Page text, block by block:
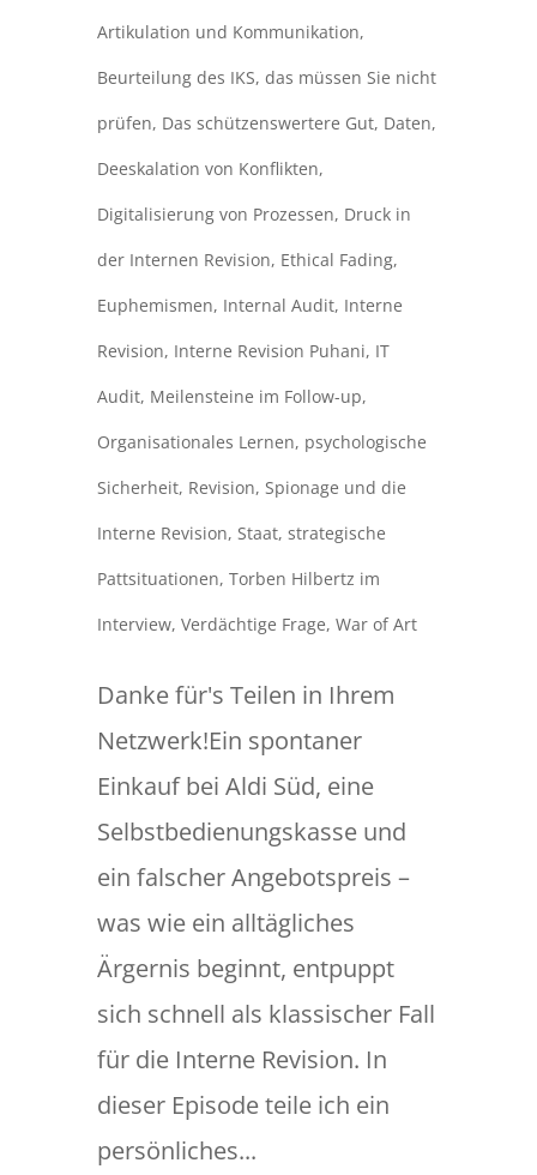
Artikulation und Kommunikation,
Beurteilung des IKS, das müssen Sie nicht
prüfen, Das schützenswertere Gut, Daten,
Deeskalation von Konflikten,
Digitalisierung von Prozessen, Druck in
der Internen Revision, Ethical Fading,
Euphemismen, Internal Audit, Interne
Revision, Interne Revision Puhani, IT
Audit, Meilensteine im Follow-up,
Organisationales Lernen, psychologische
Sicherheit, Revision, Spionage und die
Interne Revision, Staat, strategische
Pattsituationen, Torben Hilbertz im
Interview, Verdächtige Frage, War of Art
Danke für's Teilen in Ihrem
Netzwerk!Ein spontaner
Einkauf bei Aldi Süd, eine
Selbstbedienungskasse und
ein falscher Angebotspreis –
was wie ein alltägliches
Ärgernis beginnt, entpuppt
sich schnell als klassischer Fall
für die Interne Revision. In
dieser Episode teile ich ein
persönliches...